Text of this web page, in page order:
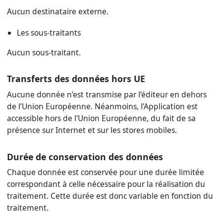
Aucun destinataire externe.
Les sous-traitants
Aucun sous-traitant.
Transferts des données hors UE
Aucune donnée n’est transmise par l’éditeur en dehors
de l’Union Européenne. Néanmoins, l’Application est
accessible hors de l'Union Européenne, du fait de sa
présence sur Internet et sur les stores mobiles.
Durée de conservation des données
Chaque donnée est conservée pour une durée limitée
correspondant à celle nécessaire pour la réalisation du
traitement. Cette durée est donc variable en fonction du
traitement.